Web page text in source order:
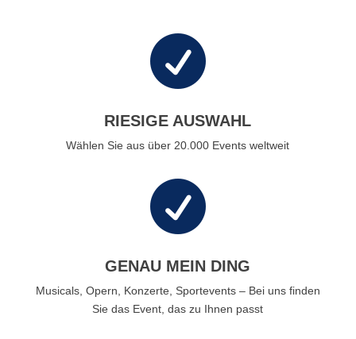

RIESIGE AUSWAHL
Wählen Sie aus über 20.000 Events weltweit

GENAU MEIN DING
Musicals, Opern, Konzerte, Sportevents – Bei uns finden
Sie das Event, das zu Ihnen passt